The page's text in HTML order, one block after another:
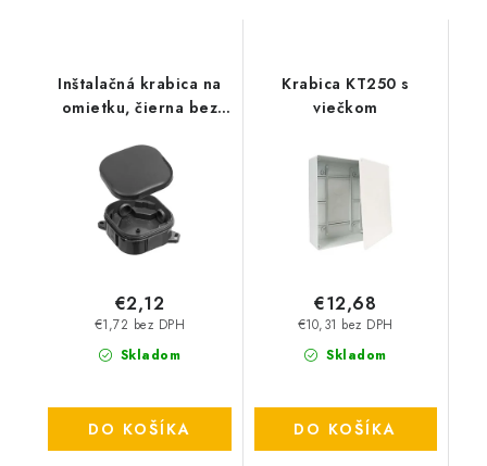
Inštalačná krabica na
omietku, čierna bez
Skladom
€1,72 bez DPH
€2,12
DO KOŠÍKA
Krabica KT250 s
viečkom
Skladom
€10,31 bez DPH
€12,68
DO KOŠÍKA